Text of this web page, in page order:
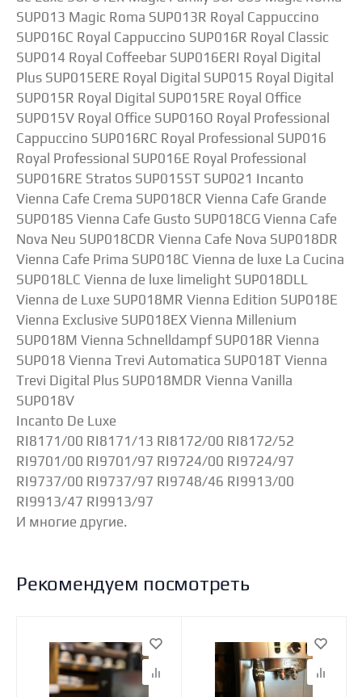
SUP013 Magic Roma SUP013R Royal Cappuccino
SUP016C Royal Cappuccino SUP016R Royal Classic
SUP014 Royal Coffeebar SUP016ERI Royal Digital
Plus SUP015ERE Royal Digital SUP015 Royal Digital
SUP015R Royal Digital SUP015RE Royal Office
SUP015V Royal Office SUP016O Royal Professional
Cappuccino SUP016RC Royal Professional SUP016
Royal Professional SUP016E Royal Professional
SUP016RE Stratos SUP015ST SUP021 Incanto
Vienna Cafe Crema SUP018CR Vienna Cafe Grande
SUP018S Vienna Cafe Gusto SUP018CG Vienna Cafe
Nova Neu SUP018CDR Vienna Cafe Nova SUP018DR
Vienna Cafe Prima SUP018C Vienna de luxe La Cucina
SUP018LC Vienna de luxe limelight SUP018DLL
Vienna de Luxe SUP018MR Vienna Edition SUP018E
Vienna Exclusive SUP018EX Vienna Millenium
SUP018M Vienna Schnelldampf SUP018R Vienna
SUP018 Vienna Trevi Automatica SUP018T Vienna
Trevi Digital Plus SUP018MDR Vienna Vanilla
SUP018V
Incanto De Luxe
RI8171/00 RI8171/13 RI8172/00 RI8172/52
RI9701/00 RI9701/97 RI9724/00 RI9724/97
RI9737/00 RI9737/97 RI9748/46 RI9913/00
RI9913/47 RI9913/97
И многие другие.
Рекомендуем посмотреть